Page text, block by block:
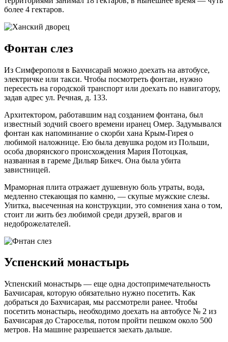
более 4 гектаров.
Фонтан слез
Из Симферополя в Бахчисарай можно доехать на автобусе,
электричке или такси. Чтобы посмотреть фонтан, нужно
пересесть на городской транспорт или доехать по навигатору,
задав адрес ул. Речная, д. 133.
Архитектором, работавшим над созданием фонтана, был
известный зодчий своего времени иранец Омер. Задумывался
фонтан как напоминание о скорби хана Крым-Гирея о
любимой наложнице. Ею была девушка родом из Польши,
особа дворянского происхождения Мария Потоцкая,
названная в гареме Дильяр Бикеч. Она была убита
завистницей.
Мраморная плита отражает душевную боль утраты, вода,
медленно стекающая по камню, — скупые мужские слезы.
Улитка, высеченная на конструкции, это сомнения хана о том,
стоит ли жить без любимой среди друзей, врагов и
недоброжелателей.
Успенский монастырь
Успенский монастырь — еще одна достопримечательность
Бахчисарая, которую обязательно нужно посетить. Как
добраться до Бахчисарая, мы рассмотрели ранее. Чтобы
посетить монастырь, необходимо доехать на автобусе № 2 из
Бахчисарая до Староселья, потом пройти пешком около 500
метров. На машине разрешается заехать дальше.